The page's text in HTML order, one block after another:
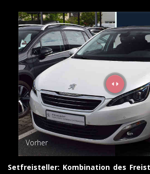
Vorher
Setfreisteller: Kombination des